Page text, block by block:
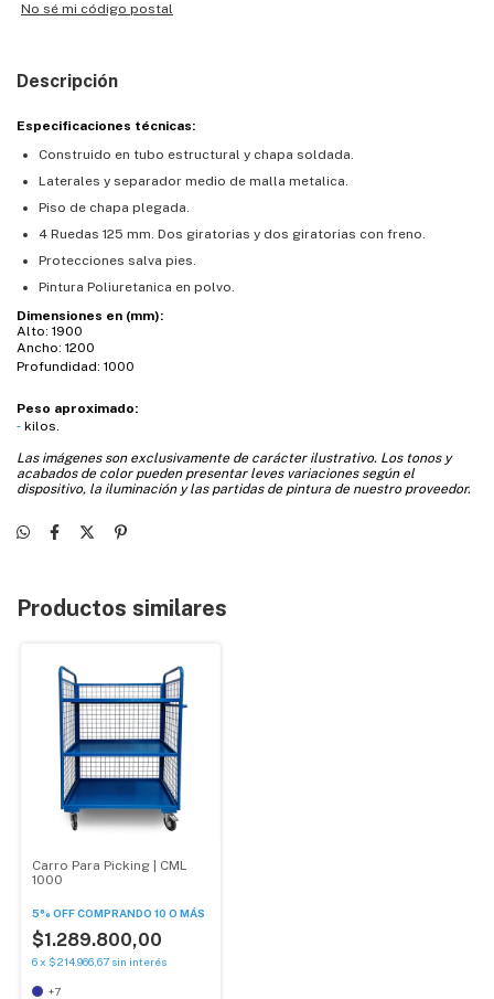
No sé mi código postal
Descripción
Especificaciones técnicas:
Construido en tubo estructural y chapa soldada.
Laterales y separador medio de malla metalica.
Piso de chapa plegada.
4 Ruedas 125 mm. Dos giratorias y dos giratorias con freno.
Protecciones salva pies.
Pintura Poliuretanica en polvo.
Dimensiones en (mm):
Alto: 1900
Ancho: 1200
Profundidad: 1000
Peso aproximado:
- kilos.
Las imágenes son exclusivamente de carácter ilustrativo. Los tonos y
acabados de color pueden presentar leves variaciones según el
dispositivo, la iluminación y las partidas de pintura de nuestro proveedor.
Productos similares
Carro Para Picking | CML
1000
5% OFFCOMPRANDO 10 O MÁS
$1.289.800,00
6x $214.966,67 sin interés
+7